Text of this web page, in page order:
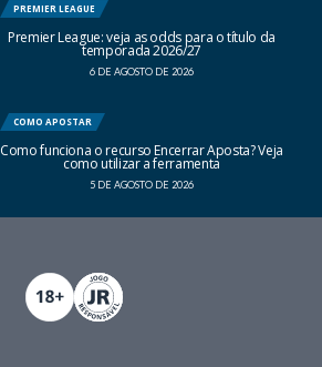
PREMIER LEAGUE
Premier League: veja as odds para o título da
temporada 2026/27
6 DE AGOSTO DE 2026
COMO APOSTAR
Como funciona o recurso Encerrar Aposta? Veja
como utilizar a ferramenta
5 DE AGOSTO DE 2026